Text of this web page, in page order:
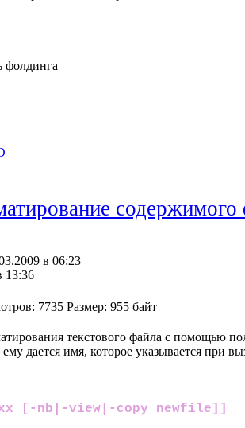
фолдинга
в 06:23
13:36
текстового файла с помощью
дается имя, которое указывается при
[-nb|-view|-copy newfile]]